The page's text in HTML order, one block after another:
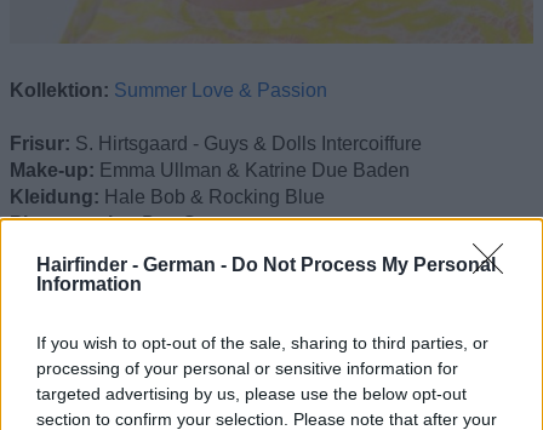
Hairfinder - German - Do Not Process My Personal
Information
If you wish to opt-out of the sale, sharing to third parties, or
processing of your personal or sensitive information for
targeted advertising by us, please use the below opt-out
section to confirm your selection. Please note that after your
Kollektion: Summer Love & Passion
Frisur: S. Hirtsgaard - Guys & Dolls Intercoiffure
Make-up: Emma Ullman & Katrine Due Baden
Kleidung: Hale Bob & Rocking Blue
Photography:Bert Goeman
Mehr zum Thema: Kurzhaarfrisuren